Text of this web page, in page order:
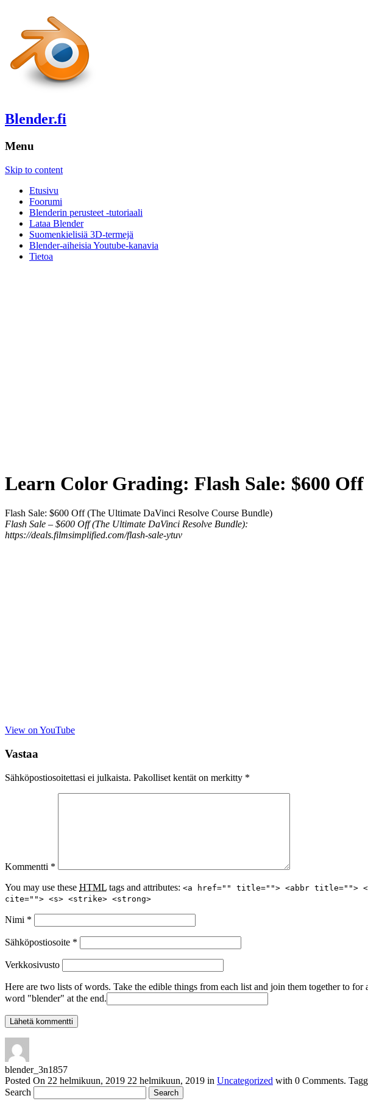
Blender.fi
Menu
Skip to content
Etusivu
Foorumi
Blenderin perusteet -tutoriaali
Lataa Blender
Suomenkielisiä 3D-termejä
Blender-aiheisia Youtube-kanavia
Tietoa
Learn Color Grading: Flash Sale: $600
Flash Sale: $600 Off (The Ultimate DaVinci Resolve Course Bundle)
Flash Sale – $600 Off (The Ultimate DaVinci Resolve Bundle):
https://deals.filmsimplified.com/flash-sale-ytuv
View on YouTube
Vastaa
Sähköpostiosoitettasi ei julkaista. Pakolliset kentät on merkitty *
Kommentti *
You may use these HTML tags and attributes: <a href="" title=""> <abbr title="">
cite=""> <s> <strike> <strong>
Nimi *
Sähköpostiosoite *
Verkkosivusto
Here are two lists of words. Take the edible things from each list and join them together to
word "blender" at the end.
blender_3n1857
Posted On 22 helmikuun, 2019 22 helmikuun, 2019 in Uncategorized with 0 Comments.
Search